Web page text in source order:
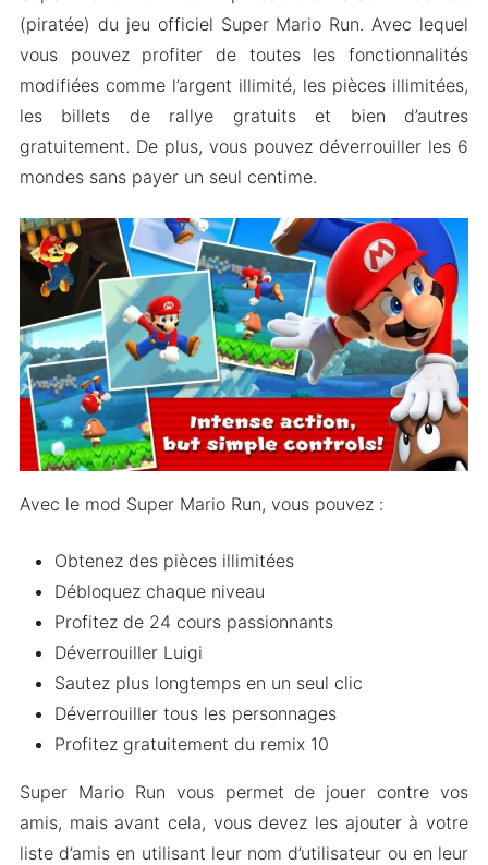
Pièces illimitées
A débloqué les 6 mondes
Vies illimitées
Se rappeler des souvenirs d’enfance
Quelques fonctionnalités supplémentaires
Comment Télécharger Et Installer Super Mario
Run Mod Sur Android
Les Gens Demandent Aussi (FAQs)
Envelopper
(piratée) du jeu officiel Super Mario Run. Avec lequel
vous pouvez profiter de toutes les fonctionnalités
modifiées comme l’argent illimité, les pièces illimitées,
les billets de rallye gratuits et bien d’autres
gratuitement. De plus, vous pouvez déverrouiller les 6
mondes sans payer un seul centime.
Avec le mod Super Mario Run, vous pouvez :
Obtenez des pièces illimitées
Débloquez chaque niveau
Profitez de 24 cours passionnants
Déverrouiller Luigi
Sautez plus longtemps en un seul clic
Déverrouiller tous les personnages
Profitez gratuitement du remix 10
Super Mario Run vous permet de jouer contre vos
amis, mais avant cela, vous devez les ajouter à votre
liste d’amis en utilisant leur nom d’utilisateur ou en leur